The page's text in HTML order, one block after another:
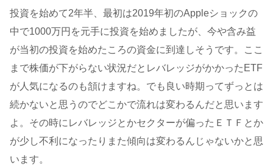
投資を始めて2年半、最初は2019年初のAppleショックの
中で1000万円を元手に投資を始めましたが、今や含み益
が当初の投資を始めたころの資金に到達しそうです。ここ
まで株価が下がらない状況だとレバレッジがかかったETF
が人気になるのも頷けますね。でも良い時期ってずっとは
続かないと思うのでどこかで流れは変わるんだと思います
よ。その時にレバレッジとかセクターが偏ったＥＴＦとか
が少し不利になったりまた傾向は変わるんじゃないかと思
います。